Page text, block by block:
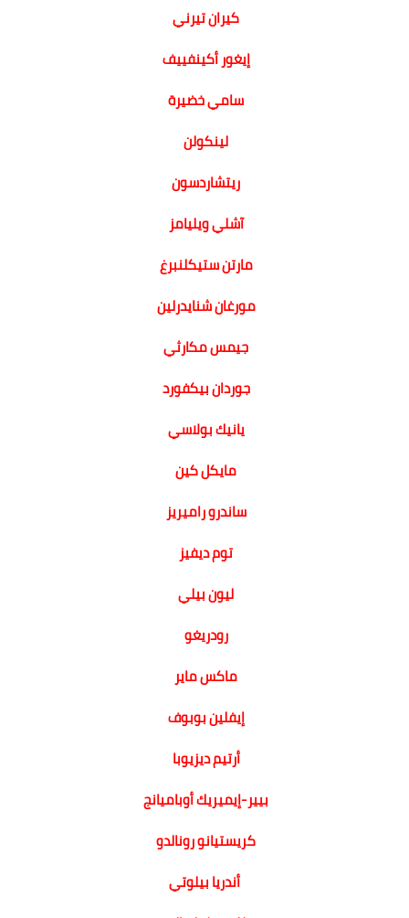
كيران تيرني
إيغور أكينفييف
سامي خضيرة
لينكولن
ريتشاردسون
آشلي ويليامز
مارتن ستيكلنبرغ
مورغان شنايدرلين
جيمس مكارثي
جوردان بيكفورد
يانيك بولاسي
مايكل كين
ساندرو راميريز
توم ديفيز
ليون بيلي
رودريغو
ماكس ماير
إيفلين بوبوف
أرتيم ديزيوبا
بيير-إيميريك أوباميانج
كريستيانو رونالدو
أندريا بيلوتي